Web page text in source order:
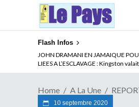
Flash Infos
JOHN DRAMANI EN JAMAIQUE
LIEES A L’ESCLAVAGE : Kingston
ABSENCE PROLONGEE DE PAUL
Qui pilote le Cameroun ?
Home A La Une
10 septembre 2020